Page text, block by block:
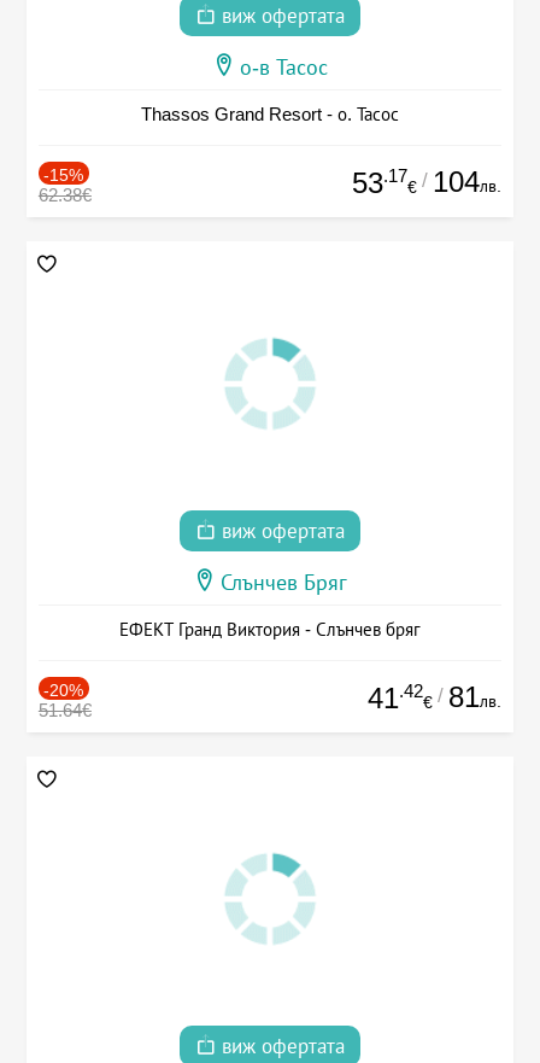
виж офертата
о-в Тасос
Thassos Grand Resort - о. Тасос
-15%
62.38€ 53.17
€ / 104лв.
виж офертата
Слънчев Бряг
ЕФЕКТ Гранд Виктория - Слънчев бряг
-20%
51.64€ 41.42
€ / 81лв.
виж офертата